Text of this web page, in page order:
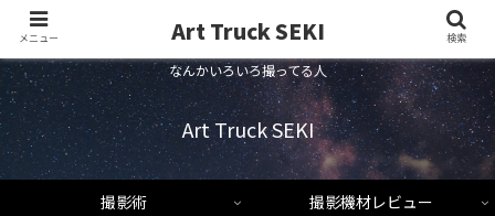
なんかいろいろ撮ってる人
Art Truck SEKI
撮影術
撮影機材レビュー
メニュー Art Truck SEKI 検索